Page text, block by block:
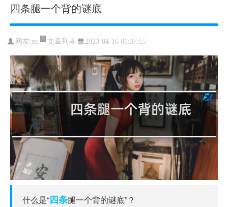
四条腿一个背的谜底
网友:stt 文章列表 2023-04-16 01:37:55
什么是“四条腿一个背的谜底”？